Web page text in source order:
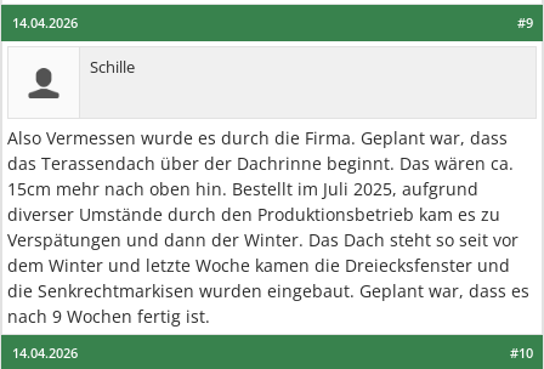
#9
14.04.2026
Schille
Also Vermessen wurde es durch die Firma. Geplant war, dass
das Terassendach über der Dachrinne beginnt. Das wären ca.
15cm mehr nach oben hin. Bestellt im Juli 2025, aufgrund
diverser Umstände durch den Produktionsbetrieb kam es zu
Verspätungen und dann der Winter. Das Dach steht so seit vor
dem Winter und letzte Woche kamen die Dreiecksfenster und
die Senkrechtmarkisen wurden eingebaut. Geplant war, dass es
nach 9 Wochen fertig ist.
#10
14.04.2026